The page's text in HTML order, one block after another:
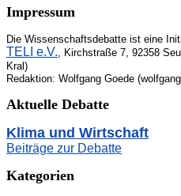
Impressum
Die Wissenschaftsdebatte ist eine
TELI e.V., Kirchstraße 7, 92358
Kral)
Redaktion: Wolfgang Goede
Aktuelle Debatte
Klima und Wirtschaft
Beiträge zur Debatte
Kategorien